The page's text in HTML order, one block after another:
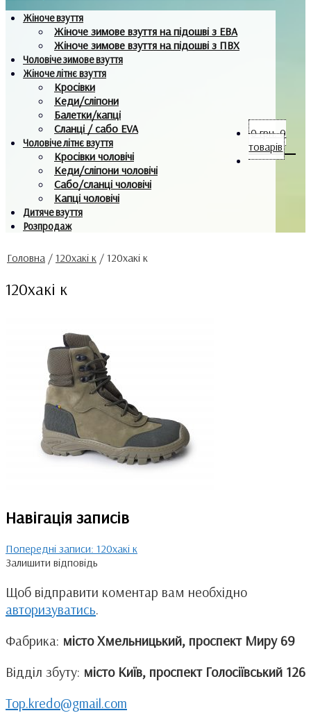
Жіноче взуття
Жіноче зимове взуття на підошві з ЕВА
Жіноче зимове взуття на підошві з ПВХ
Чоловіче зимове взуття
Жіноче літнє взуття
Кросівки
Кеди/сліпони
Балетки/капці
Сланці / сабо EVA
Чоловіче літнє взуття
Кросівки чоловічі
Кеди/сліпони чоловічі
Сабо/сланці чоловічі
Капці чоловічі
Дитяче взуття
Розпродаж
0грн. 0
товарів
Головна / 120хакі к / 120хакі к
120хакі к
Навігація записів
Попередні записи: 120хакі к
Залишити відповідь
Щоб відправити коментар вам необхідно
авторизуватись.
Фабрика: місто Хмельницький, проспект Миру 69
Відділ збуту: місто Київ, проспект Голосіївський 126
Top.kredo@gmail.com